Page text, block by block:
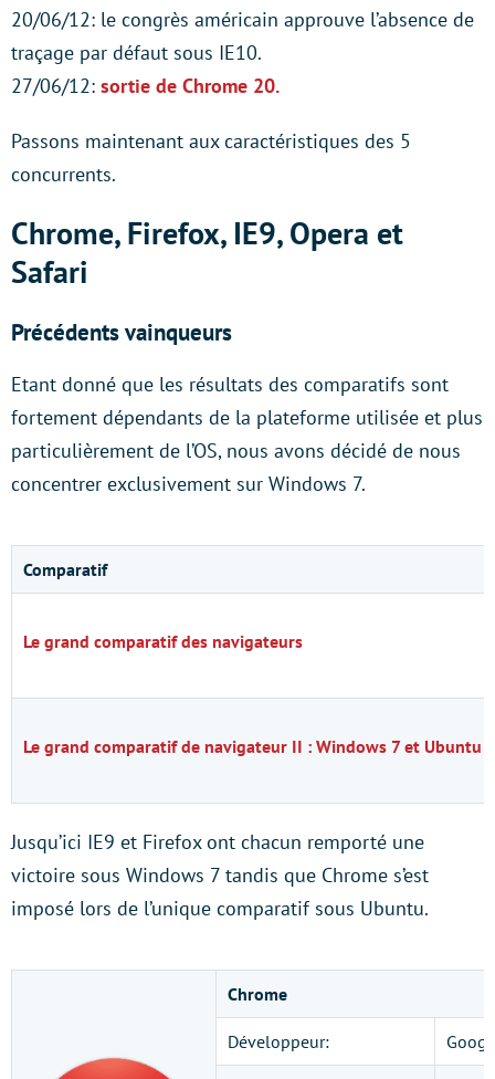
20/06/12: le congrès américain approuve l’absence de
traçage par défaut sous IE10.
27/06/12: sortie de Chrome 20.
Passons maintenant aux caractéristiques des 5
concurrents.
Chrome, Firefox, IE9, Opera et
Safari
Précédents vainqueurs
Etant donné que les résultats des comparatifs sont
fortement dépendants de la plateforme utilisée et plus
particulièrement de l’OS, nous avons décidé de nous
concentrer exclusivement sur Windows 7.
Comparatif
Le grand comparatif des navigateurs
Le grand comparatif de navigateur II : Windows 7 et Ubuntu
Jusqu’ici IE9 et Firefox ont chacun remporté une
victoire sous Windows 7 tandis que Chrome s’est
imposé lors de l’unique comparatif sous Ubuntu.
Chrome
Développeur: